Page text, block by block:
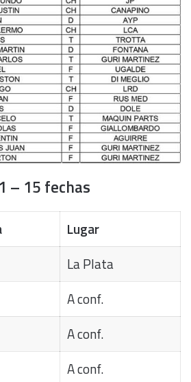
– 15 fechas
Lugar
La Plata
A conf.
A conf.
A conf.